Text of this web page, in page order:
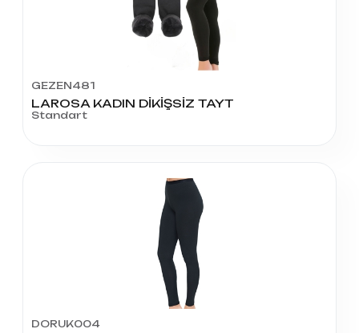
GEZEN481
LAROSA KADIN DİKİŞSİZ TAYT
Standart
DORUK004